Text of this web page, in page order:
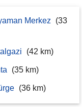
Merkez
(33
(42 km)
(35 km)
(36 km)